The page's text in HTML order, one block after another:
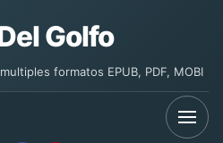
Golfo
formatos EPUB, PDF, MOBI